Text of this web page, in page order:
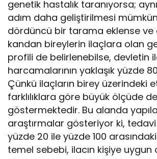
genetik hastalık taranıyorsa;
adım daha geliştirilmesi
dördüncü bir tarama eklense ve
kandan bireylerin ilaçlara olan
profili de belirlenebilse, devletin
harcamalarının yaklaşık yüzde
Çünkü ilaçların birey üzerindeki
farklılıklara göre büyük ölçüde
göstermektedir. Bu alanda
araştırmalar gösteriyor ki, tedavi
yüzde 20 ile yüzde 100
temel sebebi, ilacın kişiye uygun